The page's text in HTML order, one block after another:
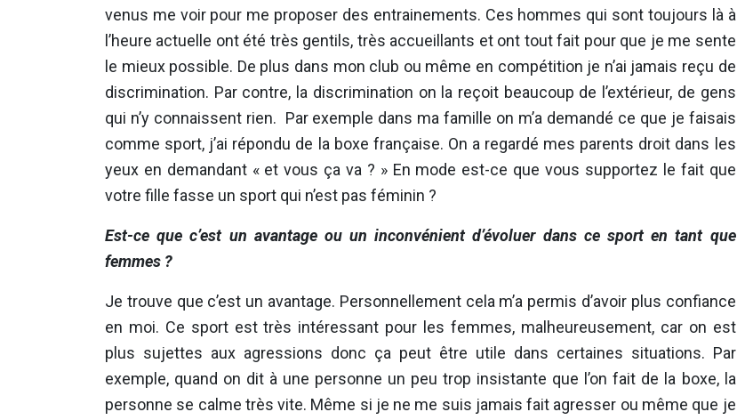
venus me voir pour me proposer des entrainements. Ces hommes qui sont toujours là à
l’heure actuelle ont été très gentils, très accueillants et ont tout fait pour que je me sente
le mieux possible. De plus dans mon club ou même en compétition je n’ai jamais reçu de
discrimination. Par contre, la discrimination on la reçoit beaucoup de l’extérieur, de gens
qui n’y connaissent rien. Par exemple dans ma famille on m’a demandé ce que je faisais
comme sport, j’ai répondu de la boxe française. On a regardé mes parents droit dans les
yeux en demandant « et vous ça va ? » En mode est-ce que vous supportez le fait que
votre fille fasse un sport qui n’est pas féminin ?
Est-ce que c’est un avantage ou un inconvénient d’évoluer dans ce sport en tant que
femmes ?
Je trouve que c’est un avantage. Personnellement cela m’a permis d’avoir plus confiance
en moi. Ce sport est très intéressant pour les femmes, malheureusement, car on est
plus sujettes aux agressions donc ça peut être utile dans certaines situations. Par
exemple, quand on dit à une personne un peu trop insistante que l’on fait de la boxe, la
personne se calme très vite. Même si je ne me suis jamais fait agresser ou même que je